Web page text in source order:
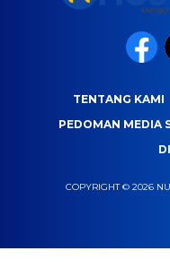
TENTANG KAMI
PEDOMAN MEDIA
COPYRIGHT © 2026